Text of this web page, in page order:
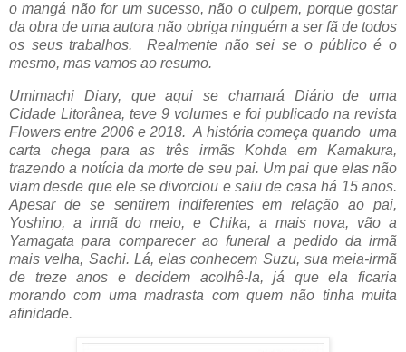
o mangá não for um sucesso, não o culpem, porque gostar
da obra de uma autora não obriga ninguém a ser fã de todos
os seus trabalhos. Realmente não sei se o público é o
mesmo, mas vamos ao resumo.
Umimachi Diary, que aqui se chamará Diário de uma
Cidade Litorânea, teve 9 volumes e foi publicado na revista
Flowers entre 2006 e 2018. A história começa quando uma
carta chega para as três irmãs Kohda em Kamakura,
trazendo a notícia da morte de seu pai. Um pai que elas não
viam desde que ele se divorciou e saiu de casa há 15 anos.
Apesar de se sentirem indiferentes em relação ao pai,
Yoshino, a irmã do meio, e Chika, a mais nova, vão a
Yamagata para comparecer ao funeral a pedido da irmã
mais velha, Sachi. Lá, elas conhecem Suzu, sua meia-irmã
de treze anos e decidem acolhê-la, já que ela ficaria
morando com uma madrasta com quem não tinha muita
afinidade.